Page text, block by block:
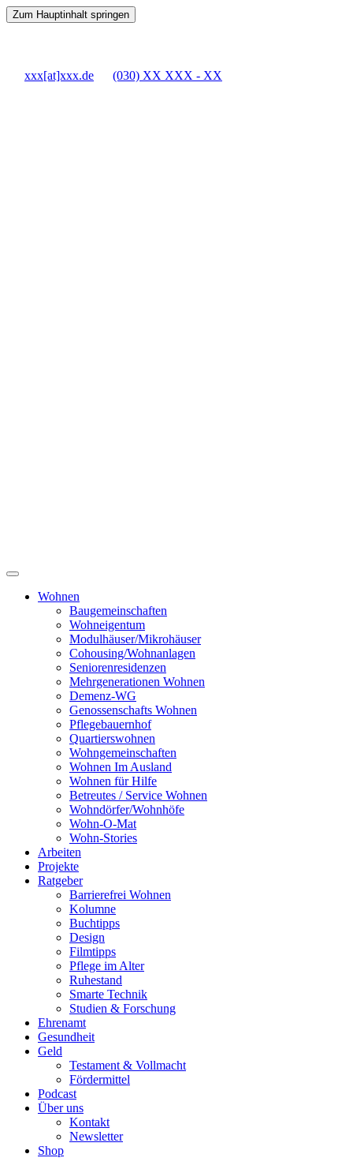
Zum Hauptinhalt springen
xxx[at]xxx.de (030) XX XXX - XX
Wohnen
Baugemeinschaften
Wohneigentum
Modulhäuser/Mikrohäuser
Cohousing/Wohnanlagen
Seniorenresidenzen
Mehrgenerationen Wohnen
Demenz-WG
Genossenschafts Wohnen
Pflegebauernhof
Quartierswohnen
Wohngemeinschaften
Wohnen Im Ausland
Wohnen für Hilfe
Betreutes / Service Wohnen
Wohndörfer/Wohnhöfe
Wohn-O-Mat
Wohn-Stories
Arbeiten
Projekte
Ratgeber
Barrierefrei Wohnen
Kolumne
Buchtipps
Design
Filmtipps
Pflege im Alter
Ruhestand
Smarte Technik
Studien & Forschung
Ehrenamt
Gesundheit
Geld
Testament & Vollmacht
Fördermittel
Podcast
Über uns
Kontakt
Newsletter
Shop